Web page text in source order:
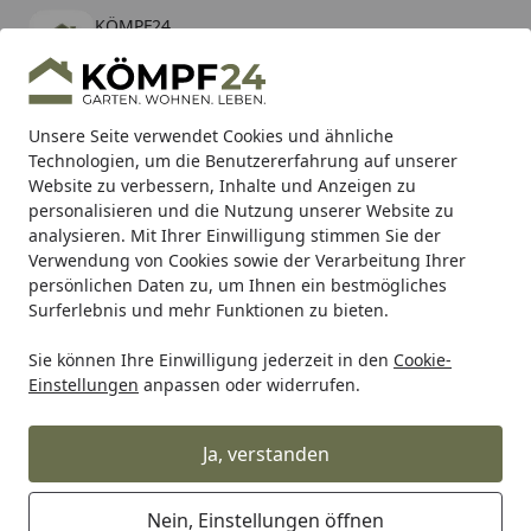
Unsere Seite verwendet Cookies und ähnliche
Technologien, um die Benutzererfahrung auf unserer
Website zu verbessern, Inhalte und Anzeigen zu
personalisieren und die Nutzung unserer Website zu
analysieren. Mit Ihrer Einwilligung stimmen Sie der
Verwendung von Cookies sowie der Verarbeitung Ihrer
persönlichen Daten zu, um Ihnen ein bestmögliches
Surferlebnis und mehr Funktionen zu bieten.
Sie können Ihre Einwilligung jederzeit in den Cookie-
Einstellungen anpassen oder widerrufen.
Ja, verstanden
Nein, Einstellungen öffnen
KÖMPF24
kostenlos - Im App Store
Hotline
Alle Produkte
Mein Konto
Suchen
Karibu Pools inkl. gratis Sandfilteranlage & Pool-
Starterset (Gesamtwert bis 468,99€)
Startseite
Alles für den Garten Gartenmöbel Gartenmöbel Sets
T&J ELLA Picknicktisch B 180 x T 170